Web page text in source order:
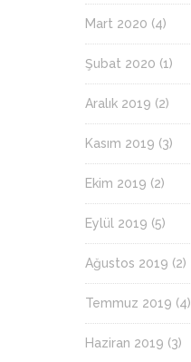
Mart 2020 (4)
Şubat 2020 (1)
Aralık 2019 (2)
Kasım 2019 (3)
Ekim 2019 (2)
Eylül 2019 (5)
Ağustos 2019 (2)
Temmuz 2019 (4)
Haziran 2019 (3)